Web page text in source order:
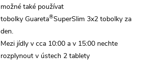
možné také používat
tobolky Guareta®SuperSlim 3x2 tobolky za
den.
Mezi jídly v cca 10:00 a v 15:00 nechte
rozplynout v ústech 2 tablety